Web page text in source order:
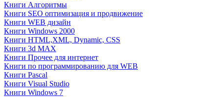
Книги Алгоритмы
Книги SEO оптимизация и продвижение
Книги WEB дизайн
Книги Windows 2000
Книги HTML,XML, Dynamic, CSS
Книги 3d MAX
Книги Прочее для интернет
Книги по программированию для WEB
Книги Pascal
Книги Visual Studio
Книги Windows 7